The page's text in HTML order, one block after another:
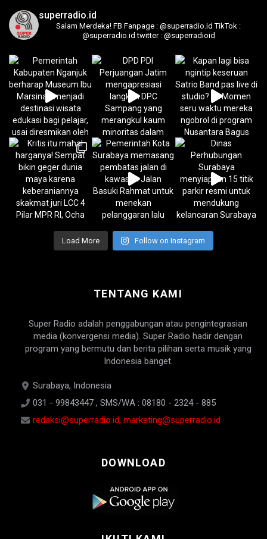
superradio.id
Salam Merdeka! FB Fanpage : @superradio.id TikTok :
@superradio.id twitter : @superradioid
Load More Follow on Instagram
TENTANG KAMI
Super Radio adalah penggabungan atau pengintegrasian
media (konvergensi media). Super Radio hadir dengan
program yang bermutu dan berita pilihan serta musik yang
Indonesia banget.
Surabaya, Indonesia
031 - 99843447 , SMS/WA : 08180 - 2324 - 885
redaksi@superradio.id, marketing@superradio.id
DOWNLOAD